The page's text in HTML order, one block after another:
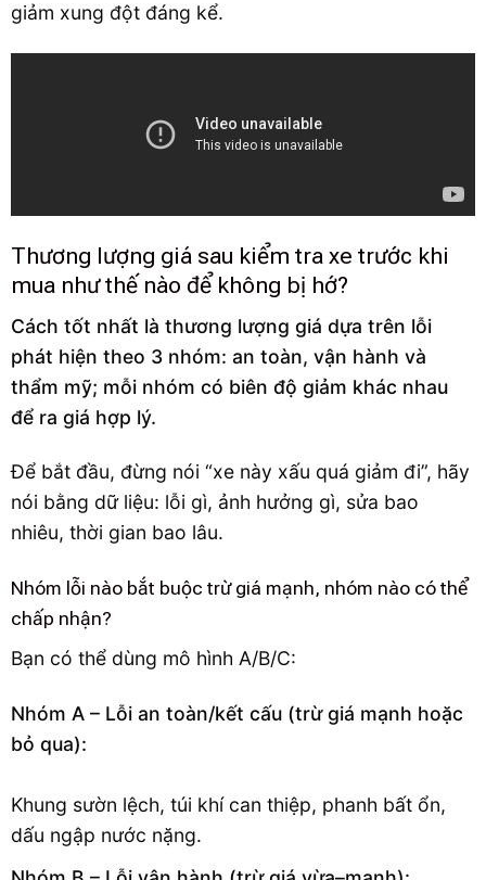
giảm xung đột đáng kể.
Thương lượng giá sau kiểm tra xe trước khi
mua như thế nào để không bị hớ?
Cách tốt nhất là thương lượng giá dựa trên lỗi
phát hiện theo 3 nhóm: an toàn, vận hành và
thẩm mỹ; mỗi nhóm có biên độ giảm khác nhau
để ra giá hợp lý.
Để bắt đầu, đừng nói “xe này xấu quá giảm đi”, hãy
nói bằng dữ liệu: lỗi gì, ảnh hưởng gì, sửa bao
nhiêu, thời gian bao lâu.
Nhóm lỗi nào bắt buộc trừ giá mạnh, nhóm nào có thể
chấp nhận?
Bạn có thể dùng mô hình A/B/C:
Nhóm A – Lỗi an toàn/kết cấu (trừ giá mạnh hoặc
bỏ qua):
Khung sườn lệch, túi khí can thiệp, phanh bất ổn,
dấu ngập nước nặng.